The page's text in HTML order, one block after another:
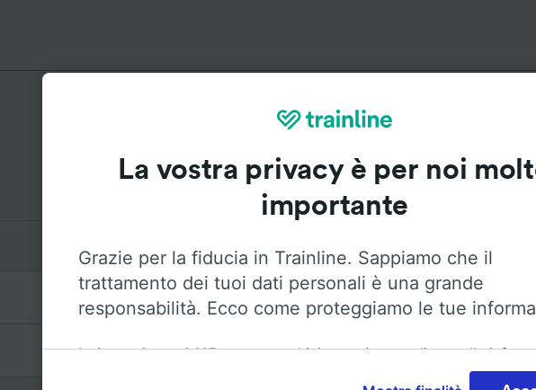
Itinerari più popolari da Neuvy-
2h 22m
49m
La vostra privacy è per noi
importante
Grazie per la fiducia in Trainline. Sappiamo che il
trattamento dei tuoi dati personali è una grande
responsabilità. Ecco come proteggiamo le tue
Insieme ai nostri115partner archiviamo e/o accediamo alle
sul dispositivo dell'utente, come gli ID univoci nei cookie, per il